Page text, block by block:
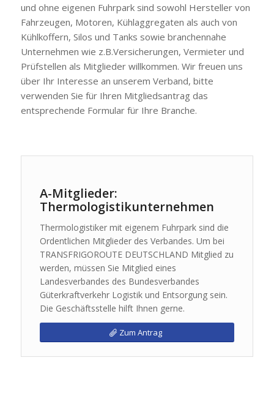
und ohne eigenen Fuhrpark sind sowohl Hersteller von
Fahrzeugen, Motoren, Kühlaggregaten als auch von
Kühlkoffern, Silos und Tanks sowie branchennahe
Unternehmen wie z.B.Versicherungen, Vermieter und
Prüfstellen als Mitglieder willkommen. Wir freuen uns
über Ihr Interesse an unserem Verband, bitte
verwenden Sie für Ihren Mitgliedsantrag das
entsprechende Formular für Ihre Branche.
A-Mitglieder:
Thermologistikunternehmen
Thermologistiker mit eigenem Fuhrpark sind die
Ordentlichen Mitglieder des Verbandes. Um bei
TRANSFRIGOROUTE DEUTSCHLAND Mitglied zu
werden, müssen Sie Mitglied eines
Landesverbandes des Bundesverbandes
Güterkraftverkehr Logistik und Entsorgung sein.
Die Geschäftsstelle hilft Ihnen gerne.
Zum Antrag